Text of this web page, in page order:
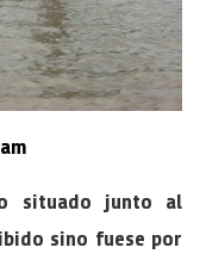
situado junto al
sino fuese por